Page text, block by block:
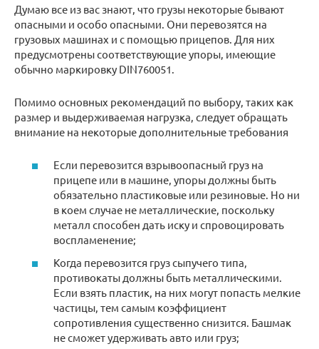
Думаю все из вас знают, что грузы некоторые бывают
опасными и особо опасными. Они перевозятся на
грузовых машинах и с помощью прицепов. Для них
предусмотрены соответствующие упоры, имеющие
обычно маркировку DIN760051.
Помимо основных рекомендаций по выбору, таких как
размер и выдерживаемая нагрузка, следует обращать
внимание на некоторые дополнительные требования
Если перевозится взрывоопасный груз на
прицепе или в машине, упоры должны быть
обязательно пластиковые или резиновые. Но ни
в коем случае не металлические, поскольку
металл способен дать иску и спровоцировать
воспламенение;
Когда перевозится груз сыпучего типа,
противокаты должны быть металлическими.
Если взять пластик, на них могут попасть мелкие
частицы, тем самым коэффициент
сопротивления существенно снизится. Башмак
не сможет удерживать авто или груз;